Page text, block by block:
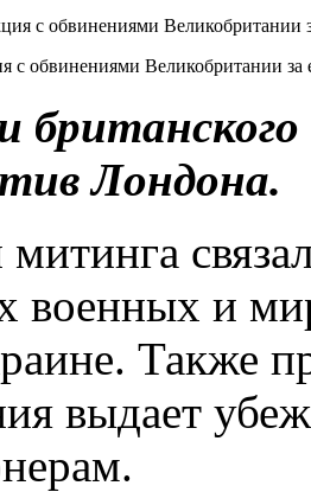
с обвинениями Великобритании
Лондона.
военных и
Также
выдает